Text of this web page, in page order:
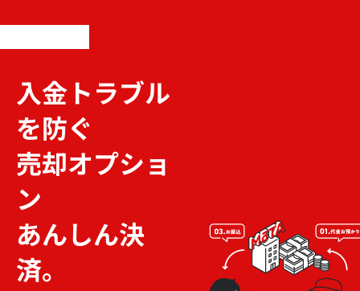
入金トラブル
を防ぐ
売却オプショ
ン
あんしん決
済。